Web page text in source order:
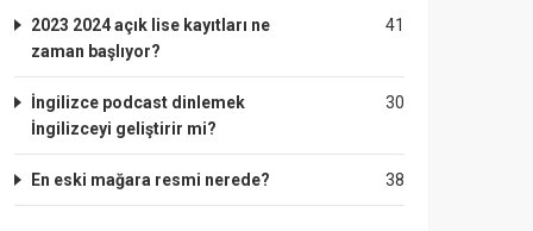
41
2023 2024 açık lise kayıtları ne
zaman başlıyor?
30
İngilizce podcast dinlemek
İngilizceyi geliştirir mi?
38
En eski mağara resmi nerede?